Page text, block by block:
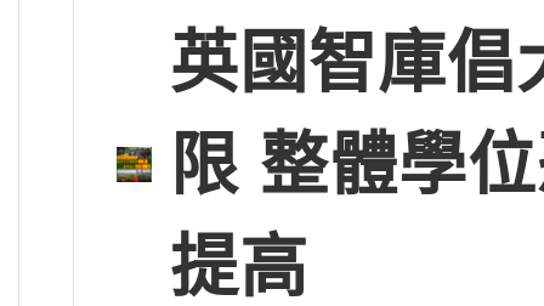
英國智庫倡
限 整體學
提高